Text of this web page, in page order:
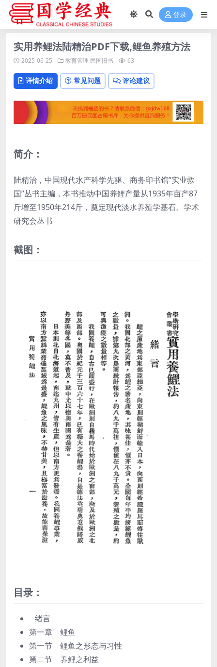
登录
实用养鲤法陆精治PDF下载,鲤鱼养殖方法
2025-06-25 教育管理 民国旧书 63
详情介绍 常见问题 评论建议
简介：
陆精治，中国现代水产科学先驱、商务印书馆”实业救
国”丛书主编，本书推动中国养鲤产量从1935年亩产87
斤增至1950年214斤，奠定现代淡水养殖学基石。学术
研究会丛书
截图：
目录：
绪言
第一章 鲤鱼
第一节 鲤鱼之形态与习性
第二节 养鲤之利益